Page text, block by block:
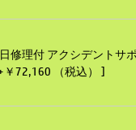
日修理付 アクシデントサ
￥72,160 （税込） ]